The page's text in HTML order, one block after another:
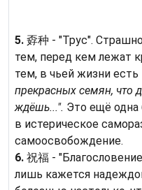
5. 孬种 - "Трус".
тем, перед кем лежат
тем, в чьей жизни
прекрасных семян, что
ждёшь...". Это ещё одна
в истерическое
самоосвобождение.
6. 祝福 -
лишь кажется